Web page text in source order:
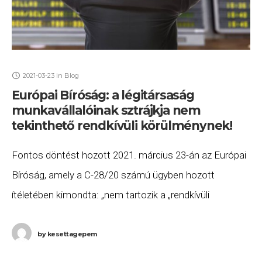
2021-03-23 in Blog
Európai Bíróság: a légitársaság
munkavállalóinak sztrájkja nem
tekinthető rendkívüli körülménynek!
Fontos döntést hozott 2021. március 23-án az Európai
Bíróság, amely a C-28/20 számú ügyben hozott
ítéletében kimondta: „nem tartozik a „rendkívüli
üzemeltető
bykesettagepem